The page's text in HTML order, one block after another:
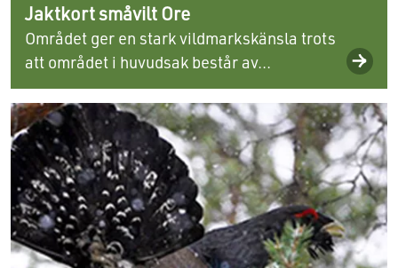
Jaktkort småvilt Ore
Området ger en stark vildmarkskänsla trots
att området i huvudsak består av...